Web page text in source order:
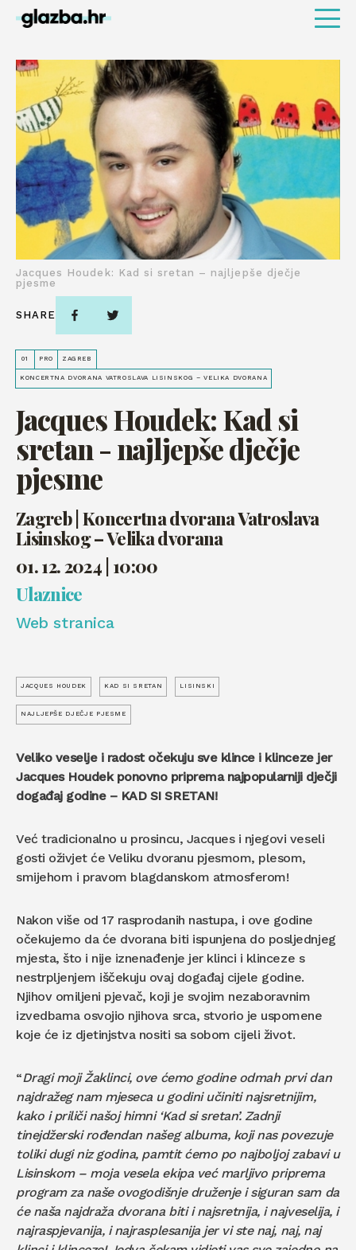
01 PRO ZAGREB
KONCERTNA DVORANA VATROSLAVA LISINSKOG – VELIKA DVORANA
Jacques Houdek: Kad si
sretan - najljepše dječje
pjesme
Zagreb | Koncertna dvorana Vatroslava
Lisinskog – Velika dvorana
01. 12. 2024 | 10:00
Ulaznice
Web stranica
Jacques Houdek: Kad si sretan – najljepše dječje
pjesme
SHARE
JACQUES HOUDEK KAD SI SRETAN LISINSKI
NAJLJEPŠE DJEČJE PJESME
Veliko veselje i radost očekuju sve klince i klinceze jer
Jacques Houdek ponovno priprema najpopularniji dječji
događaj godine – KAD SI SRETAN!
Već tradicionalno u prosincu, Jacques i njegovi veseli
gosti oživjet će Veliku dvoranu pjesmom, plesom,
smijehom i pravom blagdanskom atmosferom!
Nakon više od 17 rasprodanih nastupa, i ove godine
očekujemo da će dvorana biti ispunjena do posljednjeg
mjesta, što i nije iznenađenje jer klinci i klinceze s
nestrpljenjem iščekuju ovaj događaj cijele godine.
Njihov omiljeni pjevač, koji je svojim nezaboravnim
izvedbama osvojio njihova srca, stvorio je uspomene
koje će iz djetinjstva nositi sa sobom cijeli život.
“Dragi moji Žaklinci, ove ćemo godine odmah prvi dan
najdražeg nam mjeseca u godini učiniti najsretnijim,
kako i priliči našoj himni ‘Kad si sretan’. Zadnji
tinejdžerski rođendan našeg albuma, koji nas povezuje
toliki dugi niz godina, pamtit ćemo po najboljoj zabavi u
Lisinskom – moja vesela ekipa već marljivo priprema
program za naše ovogodišnje druženje i siguran sam da
će naša najdraža dvorana biti i najsretnija, i najveselija, i
najraspjevanija, i najrasplesanija jer vi ste naj, naj, naj